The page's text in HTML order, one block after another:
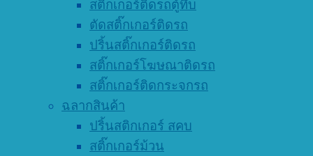
สติ๊กเกอร์ติดรถตู้ทึบ
ตัดสติ๊กเกอร์ติดรถ
ปริ้นสติ๊กเกอร์ติดรถ
สติ๊กเกอร์โฆษณาติดรถ
สติ๊กเกอร์ติดกระจกรถ
ฉลากสินค้า
ปริ้นสติกเกอร์ สคบ
สติ๊กเกอร์ม้วน